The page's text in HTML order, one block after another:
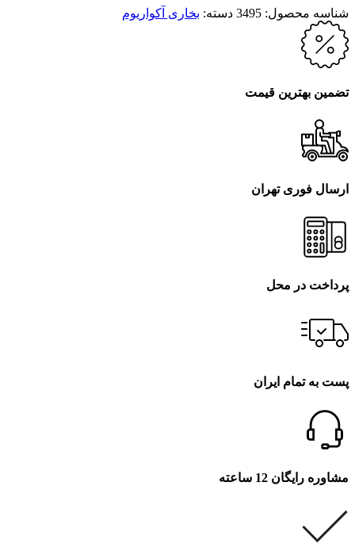
شناسه محصول: 3495 دسته: بخاری آکواریوم
تضمین بهترین قیمت
ارسال فوری تهران
پرداخت در محل
پست به تمام ایران
مشاوره رایگان 12 ساعته